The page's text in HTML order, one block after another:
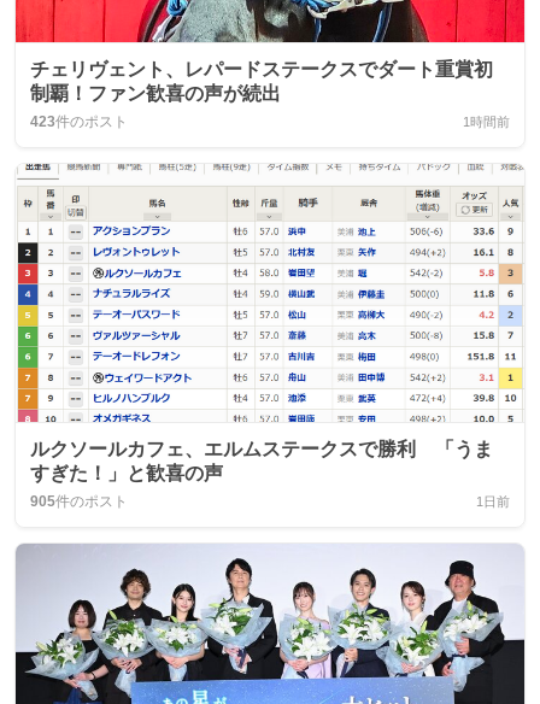
チェリヴェント、レパードステークスでダート重賞初
制覇！ファン歓喜の声が続出
423件のポスト 1時間前
ルクソールカフェ、エルムステークスで勝利 「うま
すぎた！」と歓喜の声
905件のポスト 1日前